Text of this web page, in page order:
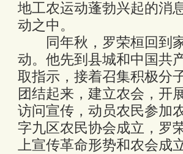
地工农运动蓬勃兴起的消
动之中。
同年秋，罗荣桓回到家
动。他先到县城和中国共
取指示，接着召集积极分
团结起来，建立农会，开
访问宣传，动员农民参加
字九区农民协会成立，罗
上宣传革命形势和农会成